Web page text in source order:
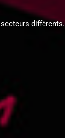
secteurs différents.